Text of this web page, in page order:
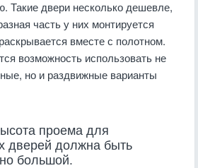
Такие двери несколько дешевле,
часть у них монтируется
вместе с полотном.
возможность использовать не
но и раздвижные варианты
проема для
дверей должна быть
большой.